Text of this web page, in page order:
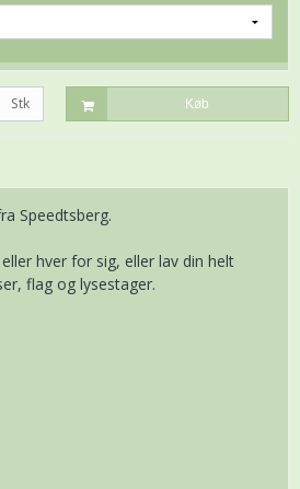
Stk Køb
Speedtsberg.
hver for sig, eller lav din helt
flag og lysestager.